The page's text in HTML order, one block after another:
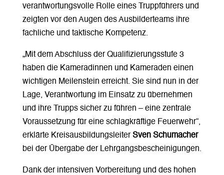
verantwortungsvolle Rolle eines Truppführers und
zeigten vor den Augen des Ausbilderteams ihre
fachliche und taktische Kompetenz.
„Mit dem Abschluss der Qualifizierungsstufe 3
haben die Kameradinnen und Kameraden einen
wichtigen Meilenstein erreicht. Sie sind nun in der
Lage, Verantwortung im Einsatz zu übernehmen
und ihre Trupps sicher zu führen – eine zentrale
Voraussetzung für eine schlagkräftige Feuerwehr“,
erklärte KreisausbildungsleiterSven Schumacher
bei der Übergabe der Lehrgangsbescheinigungen.
Dank der intensiven Vorbereitung und des hohen